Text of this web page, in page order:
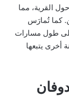
القرية، مما
كما تُمارَس
طول مسارات
أخرى يتبعها